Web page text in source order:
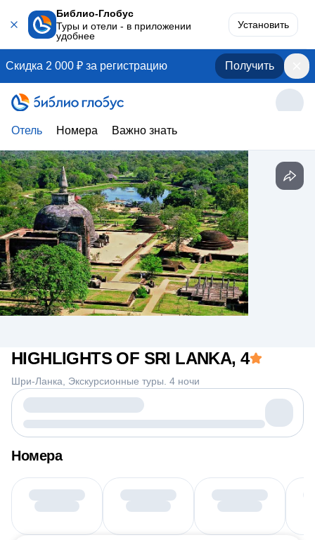
Библио-Глобус
Туры и отели - в приложении
удобнее
Установить
Скидка 2 000 ₽ за регистрацию Получить
Отель Номера Важно знать
HIGHLIGHTS OF SRI LANKA, 4
Шри-Ланка Экскурсионные туры. 4 ночи
Номера